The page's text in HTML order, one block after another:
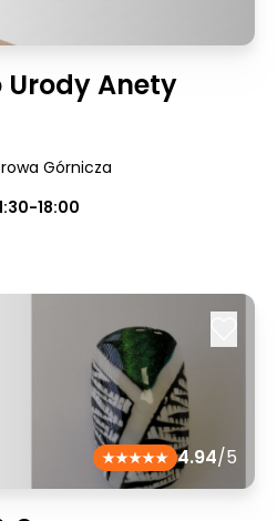
Urody Anety
Górnicza
18:00
4.94/5